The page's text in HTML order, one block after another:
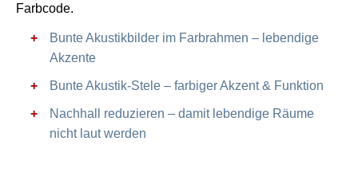
Farbcode.
Bunte Akustikbilder im Farbrahmen – lebendige
Akzente
Bunte Akustik-Stele – farbiger Akzent & Funktion
Nachhall reduzieren – damit lebendige Räume
nicht laut werden